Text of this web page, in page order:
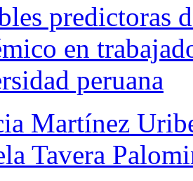
predictoras
en
peruana
Martínez
Tavera